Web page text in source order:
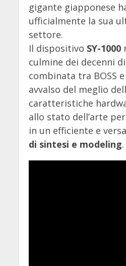
gigante giapponese
ufficialmente la sua
settore.
Il dispositivo SY-1000
culmine dei decenni
combinata tra BOSS
avvalso del meglio
caratteristiche
allo stato dell’arte
in un efficiente e
di sintesi e modeling.